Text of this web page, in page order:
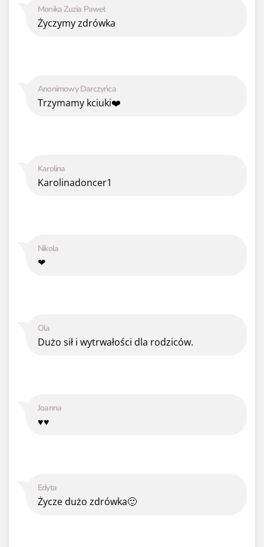
Edyta
Życze dużo zdrówka🙂
Joanna
♥️♥️
Ola
Dużo sił i wytrwałości dla rodziców.
Nikola
❤
Karolina
Karolinadoncer1
Anonimowy Darczyńca
Trzymamy kciuki❤️
Monika Zuzia Paweł
Życzymy zdrówka